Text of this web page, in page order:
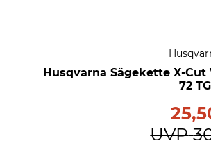
Husqvarna Sägekette X-Cut
72 TG
UVP